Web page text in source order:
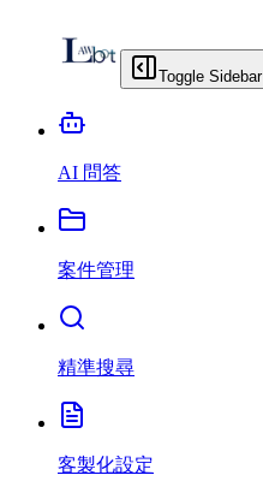
Toggle Sidebar
AI 問答
案件管理
精準搜尋
客製化設定